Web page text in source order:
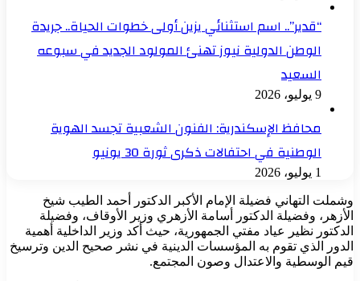
“قدير”.. اسم استثنائي يزين أولى خطوات الحياة.. جريدة
الوطن الدولية نيوز تهنئ المولود الجديد في سبوعه
السعيد
9 يوليو، 2026
محافظ الإسكندرية: الفنون الشعبية تجسد الهوية
الوطنية في احتفالات ذكرى ثورة 30 يونيو
1 يوليو، 2026
وشملت التهاني فضيلة الإمام الأكبر الدكتور أحمد الطيب شيخ
الأزهر، وفضيلة الدكتور أسامة الأزهري وزير الأوقاف، وفضيلة
الدكتور نظير عياد مفتي الجمهورية، حيث أكد وزير الداخلية أهمية
الدور الذي تقوم به المؤسسات الدينية في نشر صحيح الدين وترسيخ
قيم الوسطية والاعتدال وصون المجتمع.